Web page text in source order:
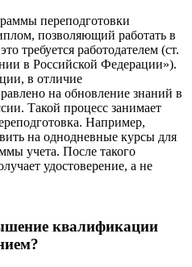
переподготовки
позволяющий работать в
требуется работодателем (ст.
в Российской Федерации»).
в отличие
на обновление знаний в
Такой процесс занимает
Например,
на однодневные курсы для
учета. После такого
удостоверение, а не
квалификации